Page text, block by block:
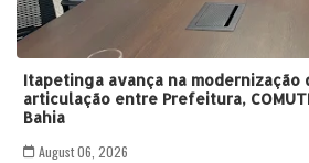
Itapetinga avança na modernização
articulação entre Prefeitura,
Bahia
August 06, 2026